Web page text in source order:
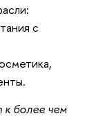
с
более чем